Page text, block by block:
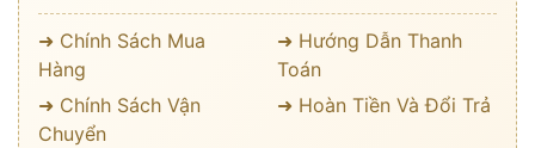
➜ Chính Sách Mua
Hàng
➜ Hướng Dẫn Thanh
Toán
➜ Chính Sách Vận
Chuyển
➜ Hoàn Tiền Và Đổi Trả